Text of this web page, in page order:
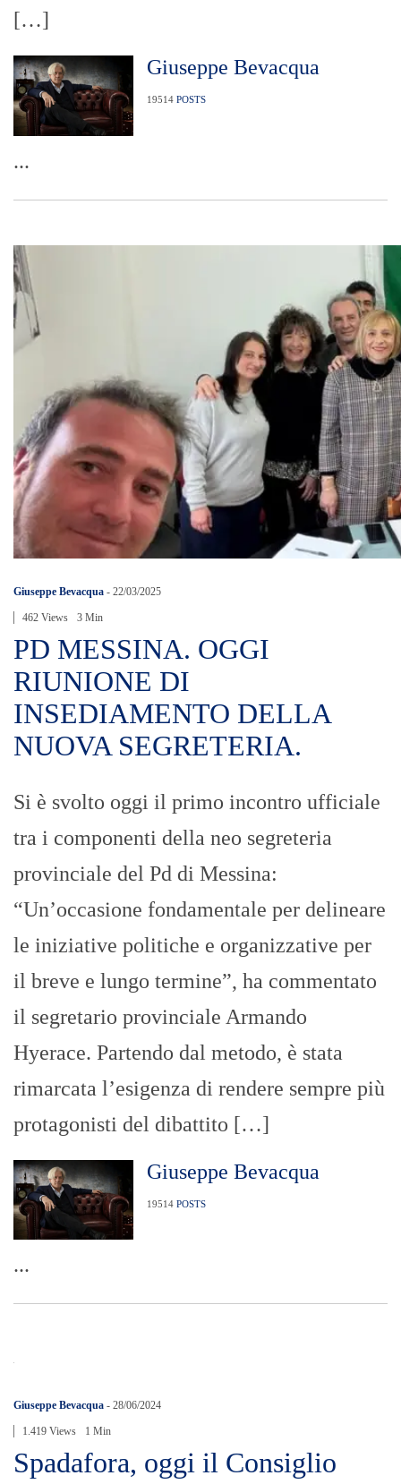
[…]
Giuseppe Bevacqua
19514 POSTS
...
Giuseppe Bevacqua - 22/03/2025
462 Views 3 Min
PD MESSINA. OGGI
RIUNIONE DI
INSEDIAMENTO DELLA
NUOVA SEGRETERIA.
Si è svolto oggi il primo incontro ufficiale
tra i componenti della neo segreteria
provinciale del Pd di Messina:
“Un’occasione fondamentale per delineare
le iniziative politiche e organizzative per
il breve e lungo termine”, ha commentato
il segretario provinciale Armando
Hyerace. Partendo dal metodo, è stata
rimarcata l’esigenza di rendere sempre più
protagonisti del dibattito […]
Giuseppe Bevacqua
19514 POSTS
...
Giuseppe Bevacqua - 28/06/2024
1.419 Views 1 Min
Spadafora, oggi il Consiglio